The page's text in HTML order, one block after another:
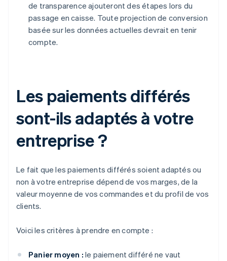
de transparence ajouteront des étapes lors du
passage en caisse. Toute projection de conversion
basée sur les données actuelles devrait en tenir
compte.
Les paiements différés
sont-ils adaptés à votre
entreprise ?
Le fait que les paiements différés soient adaptés ou
non à votre entreprise dépend de vos marges, de la
valeur moyenne de vos commandes et du profil de vos
clients.
Voici les critères à prendre en compte :
Panier moyen : le paiement différé ne vaut